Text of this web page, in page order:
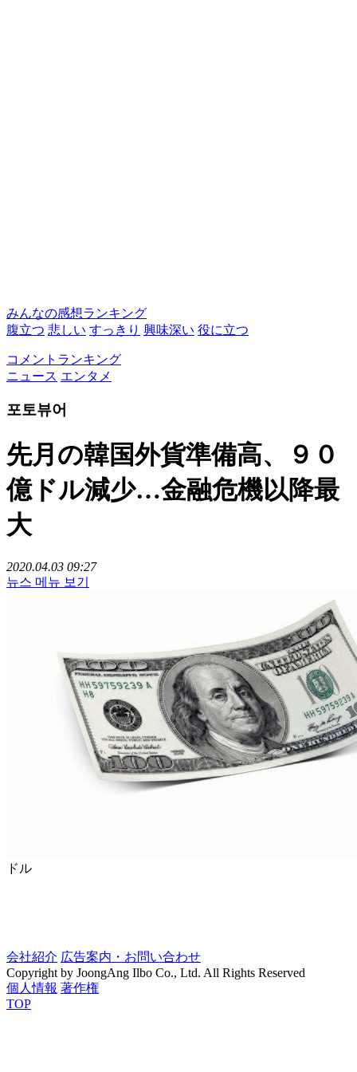
みんなの感想ランキング
腹立つ 悲しい すっきり 興味深い 役に立つ
コメントランキング
ニュース エンタメ
포토뷰어
先月の韓国外貨準備高、９０
億ドル減少…金融危機以降最
大
2020.04.03 09:27
뉴스 메뉴 보기
ドル
会社紹介 広告案内・お問い合わせ
Copyright by JoongAng Ilbo Co., Ltd. All Rights Reserved
個人情報 著作権
TOP